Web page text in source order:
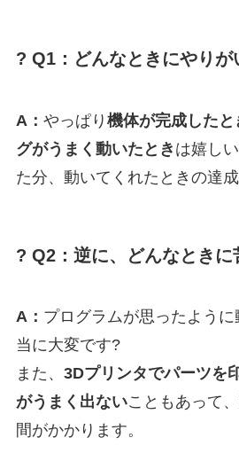
? Q1：どんなときにやりが
A： やっぱり 機体が完成したと
グがうまく動いたとき は嬉し
た分、動いてくれたときの達
? Q2：逆に、どんなときに
A： プログラムが思ったよう
当に大変です?
また、 3Dプリンタでパーツを
がうまく出ないこともあって
間がかかります。